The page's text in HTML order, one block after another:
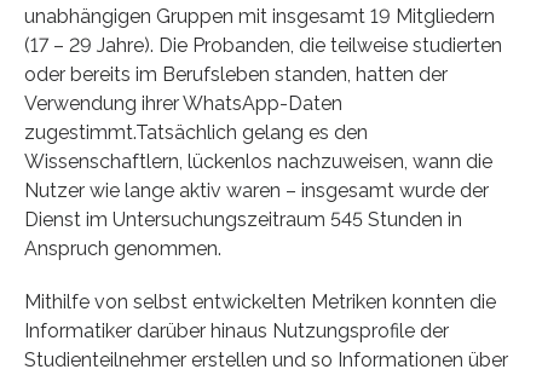
unabhängigen Gruppen mit insgesamt 19 Mitgliedern
(17 – 29 Jahre). Die Probanden, die teilweise studierten
oder bereits im Berufsleben standen, hatten der
Verwendung ihrer WhatsApp-Daten
zugestimmt.Tatsächlich gelang es den
Wissenschaftlern, lückenlos nachzuweisen, wann die
Nutzer wie lange aktiv waren – insgesamt wurde der
Dienst im Untersuchungszeitraum 545 Stunden in
Anspruch genommen.
Mithilfe von selbst entwickelten Metriken konnten die
Informatiker darüber hinaus Nutzungsprofile der
Studienteilnehmer erstellen und so Informationen über